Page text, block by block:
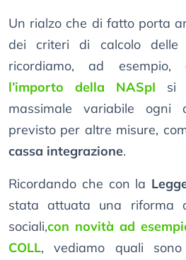
Un rialzo che di fatto porta
dei criteri di calcolo delle
ricordiamo, ad
l’importo della NASpI si
massimale variabile ogni
previsto per altre misure,
cassa integrazione.
Ricordando che con la
stata attuata una riforma
sociali,con novità ad
COLL, vediamo quali